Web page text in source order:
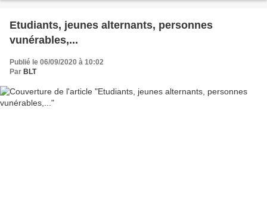
Etudiants, jeunes alternants, personnes
vunérables,...
Publié le 06/09/2020 à 10:02
Par BLT